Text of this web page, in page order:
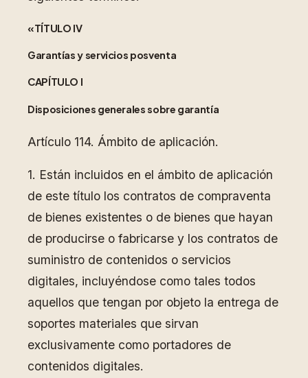
«TÍTULO IV
Garantías y servicios posventa
CAPÍTULO I
Disposiciones generales sobre garantía
Artículo 114. Ámbito de aplicación.
1. Están incluidos en el ámbito de aplicación
de este título los contratos de compraventa
de bienes existentes o de bienes que hayan
de producirse o fabricarse y los contratos de
suministro de contenidos o servicios
digitales, incluyéndose como tales todos
aquellos que tengan por objeto la entrega de
soportes materiales que sirvan
exclusivamente como portadores de
contenidos digitales.